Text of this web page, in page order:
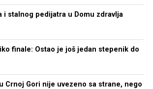
i stalnog pedijatra u Domu zdravlja
finale: Ostao je još jedan stepenik do
Crnoj Gori nije uvezeno sa strane, nego